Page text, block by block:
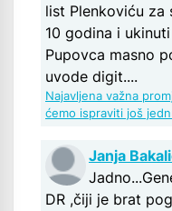
list Plenkoviću za
10 godina i
Pupovca masno
uvode digit....
Najavljena važna
ćemo ispraviti još
Janja
DR ,čiji je brat